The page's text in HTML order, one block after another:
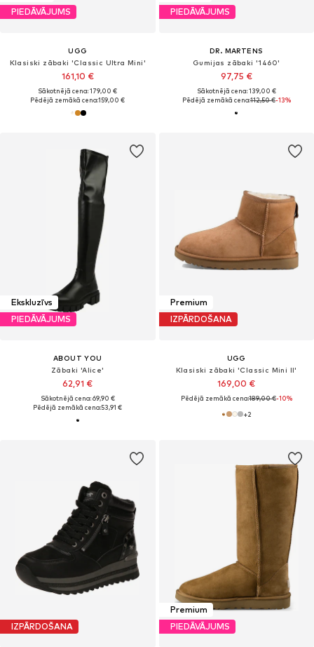
PIEDĀVĀJUMS
UGG
Klasiski zābaki 'Classic Ultra Mini'
161,10 €
Sākotnējā cena: 179,00 €
Pēdējā zemākā cena:159,00 €
PIEDĀVĀJUMS
DR. MARTENS
Gumijas zābaki '1460'
97,75 €
Sākotnējā cena: 139,00 €
Pēdējā zemākā cena:112,50 €-13%
Ekskluzīvs
PIEDĀVĀJUMS
ABOUT YOU
Zābaki 'Alice'
62,91 €
Sākotnējā cena: 69,90 €
Pēdējā zemākā cena:53,91 €
Premium
IZPĀRDOŠANA
UGG
Klasiski zābaki 'Classic Mini II'
169,00 €
Pēdējā zemākā cena:189,00 €-10%
+2
IZPĀRDOŠANA
Premium
PIEDĀVĀJUMS